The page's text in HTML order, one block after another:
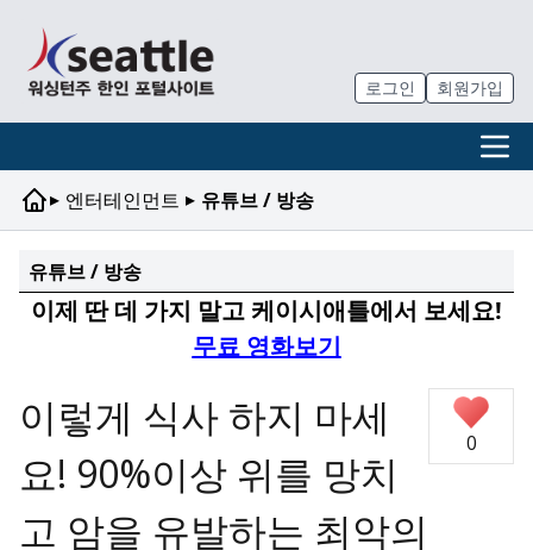
로그인 회원가입
▸ 엔터테인먼트 ▸ 유튜브 / 방송
유튜브 / 방송
이제 딴 데 가지 말고 케이시애틀에서 보세요!
무료 영화보기
이렇게 식사 하지 마세
요! 90%이상 위를 망치
고 암을 유발하는 최악의
0